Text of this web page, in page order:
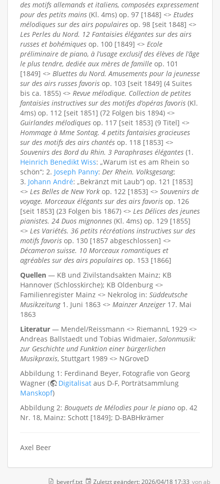
des motifs allemands et italiens, composées expressement
pour des petits mains (Kl. 4ms) op. 97 [1848] <> Etudes
mélodiques sur des airs populaires op. 98 [seit 1848] <>
Les Perles du Nord. 12 Fantaisies élégantes sur des airs
russes et bohémiques op. 100 [1849] <> Ecole
préliminaire de piano, à l’usage exclusif des élèves de l’âge
le plus tendre, dediée aux mères de famille op. 101
[1849] <> Bluettes du Nord. Amusements pour la jeunesse
sur des airs russes favoris op. 103 [seit 1849] (4 Suites
bis ca. 1855) <> Revue mélodique. Collection de petites
fantaisies instructives sur des motifes d’opéras favoris (Kl.
4ms) op. 112 [seit 1851] (72 Folgen bis 1894) <>
Guirlandes mélodiques op. 117 [seit 1853] (9 Titel] <>
Hommage à Mme Sontag. 4 petits fantaisies gracieuses
sur des motifs des airs chantés op. 118 [1853] <>
Souvenirs des Bord du Rhin. 3 Paraphrases élégantes (1.
Heinrich Benedikt Wiss: „Warum ist es am Rhein so
schön“; 2. Joseph Panny: Der Rhein. Volksgesang;
3. Johann André: „Bekränzt mit Laub“) op. 121 [1853]
<> Les Belles de New York op. 122 [1853] <> Souvenirs de
voyage. Morceaux élégants sur des airs favoris op. 126
[seit 1853] (23 Folgen bis 1867) <> Les Délices des jeunes
pianistes. 24 Duos mignonnes (Kl. 4ms) op. 129 [1855]
<> Les Variétés. 36 petits récréations instructives sur des
motifs favoris op. 130 [1857 abgeschlossen] <>
Décameron suisse. 10 Morceaux romantiques et
agréables sur des airs populaires op. 153 [1866]
Quellen — KB und Zivilstandsakten Mainz; KB
Hannover (Schlosskirche); KB Oldenburg <>
Familienregister Mainz <> Nekrolog in: Süddeutsche
Musikzeitung1. Juni 1863 <> Mainzer Anzeiger 17. Mai
1863
Literatur — Mendel/Reissmann <> RiemannL 1929 <>
Andreas Ballstaedt und Tobias Widmaier, Salonmusik:
zur Geschichte und Funktion einer bürgerlichen
Musikpraxis, Stuttgart 1989 <> NGroveD
Abbildung 1: Ferdinand Beyer, Fotografie von Georg
Wagner (
Digitalisat aus D-F, Porträtsammlung
Manskopf)
Abbildung 2: Bouquets de Mélodies pour le piano op. 42
Nr. 18, Mainz: Schott [1849]; D-BABHkrämer
Axel Beer
beyerf.txt Zuletzt geändert: 2026/04/18 17:33 vonab